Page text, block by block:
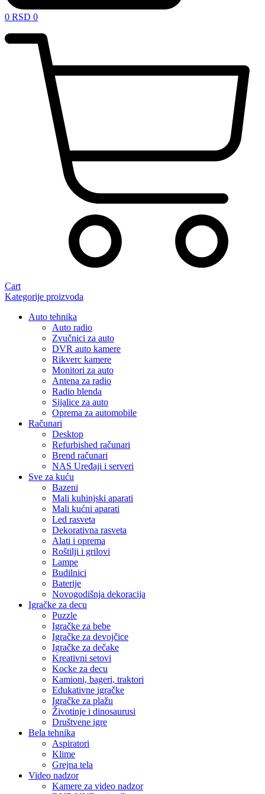
0 RSD 0
Cart
Kategorije proizvoda
Auto tehnika
Auto radio
Zvučnici za auto
DVR auto kamere
Rikverc kamere
Monitori za auto
Antena za radio
Radio blenda
Sijalice za auto
Oprema za automobile
Računari
Desktop
Refurbished računari
Brend računari
NAS Uređaji i serveri
Sve za kuću
Bazeni
Mali kuhinjski aparati
Mali kućni aparati
Led rasveta
Dekorativna rasveta
Alati i oprema
Roštilji i grilovi
Lampe
Budilnici
Baterije
Novogodišnja dekoracija
Igračke za decu
Puzzle
Igračke za bebe
Igračke za devojčice
Igračke za dečake
Kreativni setovi
Kocke za decu
Kamioni, bageri, traktori
Edukativne igračke
Igračke za plažu
Životinje i dinosaurusi
Društvene igre
Bela tehnika
Aspiratori
Klime
Grejna tela
Video nadzor
Kamere za video nadzor